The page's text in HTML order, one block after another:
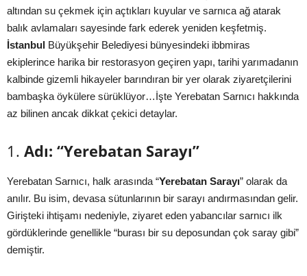
altından su çekmek için açtıkları kuyular ve sarnıca ağ atarak
balık avlamaları sayesinde fark ederek yeniden keşfetmiş.
İstanbul Büyükşehir Belediyesi bünyesindeki ibbmiras
ekiplerince harika bir restorasyon geçiren yapı, tarihi yarımadanın
kalbinde gizemli hikayeler barındıran bir yer olarak ziyaretçilerini
bambaşka öykülere sürüklüyor…İşte Yerebatan Sarnıcı hakkında
az bilinen ancak dikkat çekici detaylar.
1. Adı: “Yerebatan Sarayı”
Yerebatan Sarnıcı, halk arasında “Yerebatan Sarayı” olarak da
anılır. Bu isim, devasa sütunlarının bir sarayı andırmasından gelir.
Girişteki ihtişamı nedeniyle, ziyaret eden yabancılar sarnıcı ilk
gördüklerinde genellikle “burası bir su deposundan çok saray gibi”
demiştir.